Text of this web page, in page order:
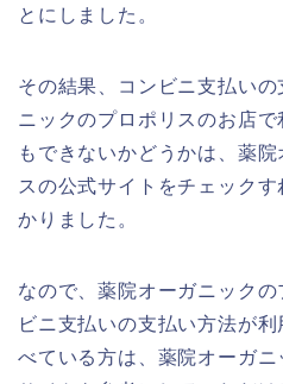
とにしました。
その結果、コンビニ支払い
ニックのプロポリスのお店
もできないかどうかは、薬
スの公式サイトをチェック
かりました。
なので、薬院オーガニック
ビニ支払いの支払い方法が
べている方は、薬院オーガ